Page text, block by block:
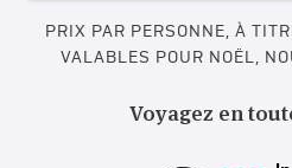
PRIX PAR PERSONNE, À
VALABLES POUR NOËL,
Voyagez en